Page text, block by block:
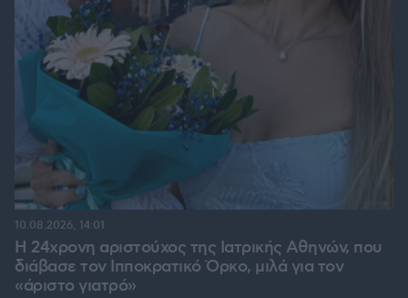
Η 24χρονη αριστούχος της Ιατρικής Αθηνών, που
διάβασε τον Ιπποκρατικό Όρκο, μιλά για τον
«άριστο γιατρό»
10.08.2026, 14:01